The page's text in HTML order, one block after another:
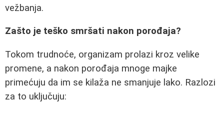
vežbanja.
Zašto je teško smršati nakon porođaja?
Tokom trudnoće, organizam prolazi kroz velike
promene, a nakon porođaja mnoge majke
primećuju da im se kilaža ne smanjuje lako. Razlozi
za to uključuju: